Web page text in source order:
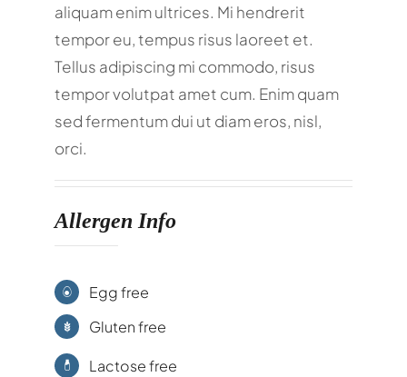
aliquam enim ultrices. Mi hendrerit
tempor eu, tempus risus laoreet et.
Tellus adipiscing mi commodo, risus
tempor volutpat amet cum. Enim quam
sed fermentum dui ut diam eros, nisl,
orci.
Allergen Info
Egg free
Gluten free
Lactose free